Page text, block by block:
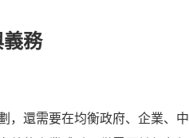
務
還需要在均衡政府、企業、